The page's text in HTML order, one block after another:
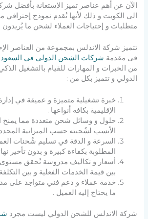
الآن عن أهم عناصر تميز الإستعانة بأفضل
الى الكويت و ذلك لأنها تُقدم نموذج إحترافي
متطلبات و إحتياجات العملاء لشحن ما
تتميز شركة الاندلس بمجموعة من العناصر
فى مقدمة شركات الشحن الدولي في
من الخبرات و المهارات للقيام بالتشغيل
الدولي و تتميز بكل من :
خبرة تشغيلية متميزة و عميقة في
الإقليمية بكافه أنواعها .
حلول و وسائل شحن متعددة مما يمنح
الأنسب لشُحنته حسب الميزانية
السرعة و الدقة في تسليم شُحنات
المطلوبة بكفاءة كبيرة و بدون تأخير
أسعار و تكاليف مدروسة تُحقق مستوى
بين قيمة الخدمات الفعلية و بين
خدمة عملاء و دعم فني متواجد على
ما يحتاج إليه العميل .
شركة الاندلس للشحن الدولي ليست مجرد